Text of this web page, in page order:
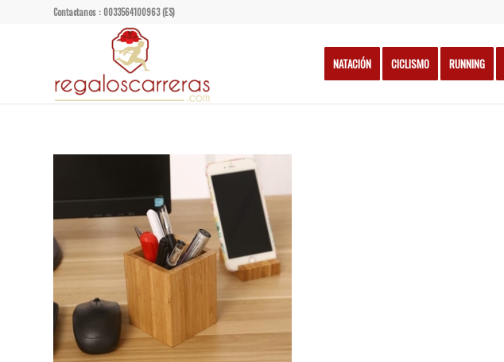
Contactanos : 0033564100963 (ES)
NATACIÓN CICLISMO RUNNING